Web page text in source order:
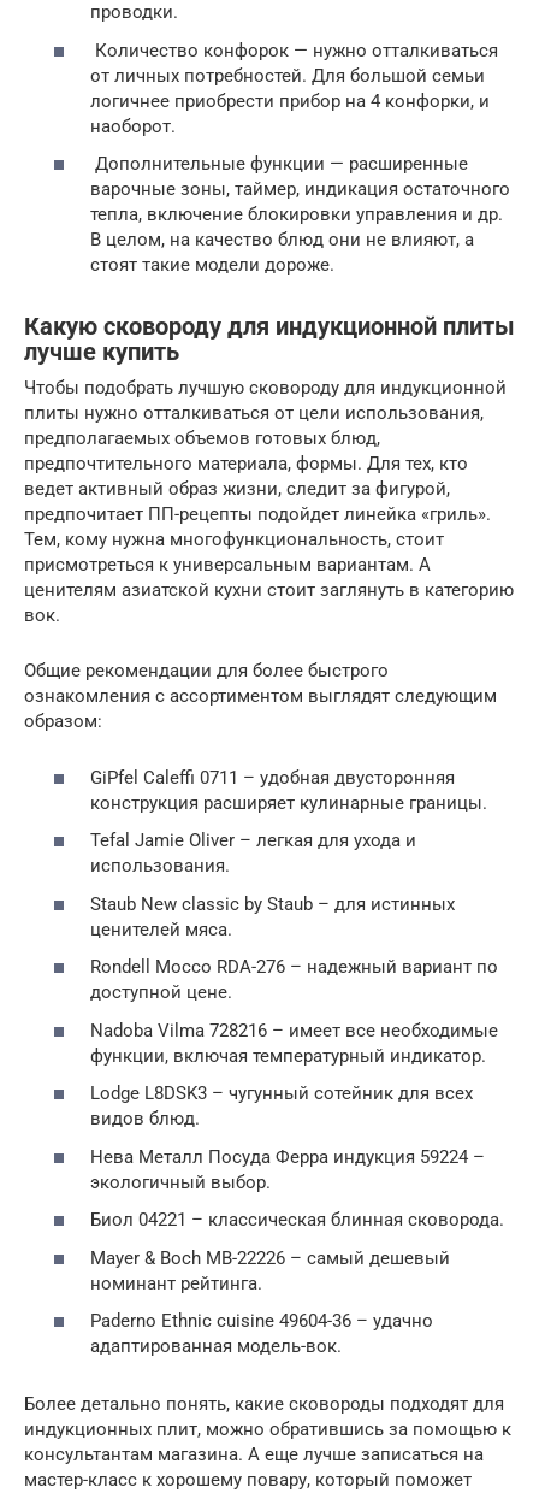
проводки.
Количество конфорок — нужно отталкиваться
от личных потребностей. Для большой семьи
логичнее приобрести прибор на 4 конфорки, и
наоборот.
Дополнительные функции — расширенные
варочные зоны, таймер, индикация остаточного
тепла, включение блокировки управления и др.
В целом, на качество блюд они не влияют, а
стоят такие модели дороже.
Какую сковороду для индукционной плиты
лучше купить
Чтобы подобрать лучшую сковороду для индукционной
плиты нужно отталкиваться от цели использования,
предполагаемых объемов готовых блюд,
предпочтительного материала, формы. Для тех, кто
ведет активный образ жизни, следит за фигурой,
предпочитает ПП-рецепты подойдет линейка «гриль».
Тем, кому нужна многофункциональность, стоит
присмотреться к универсальным вариантам. А
ценителям азиатской кухни стоит заглянуть в категорию
вок.
Общие рекомендации для более быстрого
ознакомления с ассортиментом выглядят следующим
образом:
GiPfel Caleffi 0711 – удобная двусторонняя
конструкция расширяет кулинарные границы.
Tefal Jamie Oliver – легкая для ухода и
использования.
Staub New classic by Staub – для истинных
ценителей мяса.
Rondell Mocco RDA-276 – надежный вариант по
доступной цене.
Nadoba Vilma 728216 – имеет все необходимые
функции, включая температурный индикатор.
Lodge L8DSK3 – чугунный сотейник для всех
видов блюд.
Нева Металл Посуда Ферра индукция 59224 –
экологичный выбор.
Биол 04221 – классическая блинная сковорода.
Mayer & Boch MB-22226 – самый дешевый
номинант рейтинга.
Paderno Ethnic cuisine 49604-36 – удачно
адаптированная модель-вок.
Более детально понять, какие сковороды подходят для
индукционных плит, можно обратившись за помощью к
консультантам магазина. А еще лучше записаться на
мастер-класс к хорошему повару, который поможет